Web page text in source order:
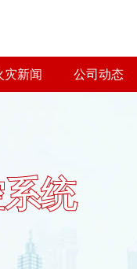
灾新闻 公司动态
统